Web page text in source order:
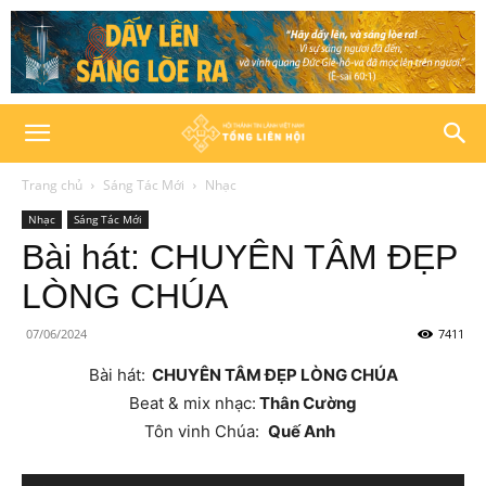
Trang chủ Sáng Tác Mới Nhạc
Nhạc Sáng Tác Mới
Bài hát: CHUYÊN TÂM ĐẸP
LÒNG CHÚA
07/06/2024 7411
Bài hát: CHUYÊN TÂM ĐẸP LÒNG CHÚA
Beat & mix nhạc: Thân Cường
Tôn vinh Chúa: Quế Anh